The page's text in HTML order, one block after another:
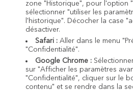
zone "Historique", pour l'option
sélectionner "utiliser les
l'historique". Décocher la case
désactiver.
Safari : Aller dans le menu
"Confidentialité".
Google Chrome :
sur "Afficher les paramètres
"Confidentialité", cliquer sur le
contenu" et se rendre dans la